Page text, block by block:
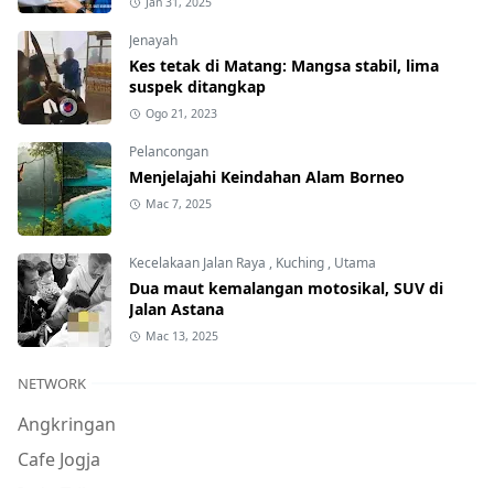
Jenayah
Kes tetak di Matang: Mangsa stabil, lima
suspek ditangkap
Ogo 21, 2023
Pelancongan
Menjelajahi Keindahan Alam Borneo
Mac 7, 2025
Kecelakaan Jalan Raya , Kuching , Utama
Dua maut kemalangan motosikal, SUV di
Jalan Astana
Mac 13, 2025
NETWORK
Angkringan
Cafe Jogja